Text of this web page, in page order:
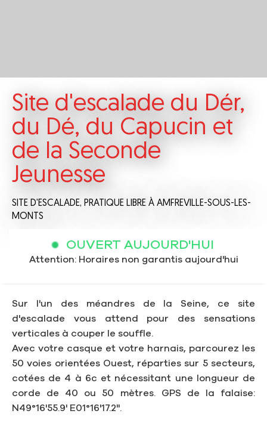
Site d'escalade du Dér,
du Dé, du Capucin et
de la Seconde
Jeunesse
SITE D'ESCALADE, PRATIQUE LIBRE À AMFREVILLE-SOUS-LES-
MONTS
OUVERT AUJOURD'HUI
Attention: Horaires non garantis aujourd'hui
Sur l'un des méandres de la Seine, ce site
d'escalade vous attend pour des sensations
verticales à couper le souffle.
Avec votre casque et votre harnais, parcourez les
50 voies orientées Ouest, réparties sur 5 secteurs,
cotées de 4 à 6c et nécessitant une longueur de
corde de 40 ou 50 mètres. GPS de la falaise:
N49°16'55.9' E01°16'17.2''.